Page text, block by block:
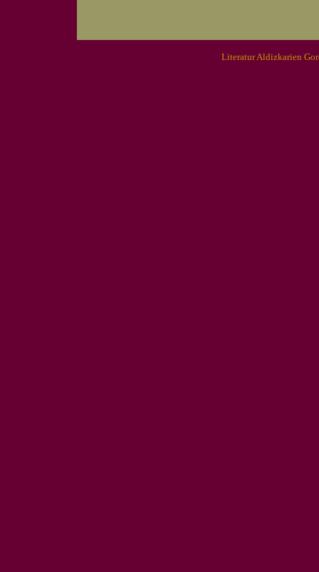
Literatur Aldizkarien